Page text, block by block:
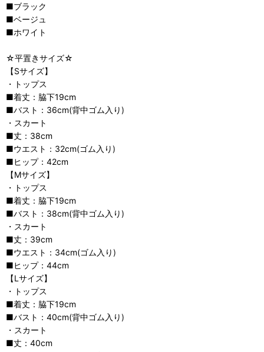
■ブラック
■ベージュ
■ホワイト
☆平置きサイズ☆
【Sサイズ】
・トップス
■着丈：脇下19cm
■バスト：36cm(背中ゴム入り)
・スカート
■丈：38cm
■ウエスト：32cm(ゴム入り)
■ヒップ：42cm
【Mサイズ】
・トップス
■着丈：脇下19cm
■バスト：38cm(背中ゴム入り)
・スカート
■丈：39cm
■ウエスト：34cm(ゴム入り)
■ヒップ：44cm
【Lサイズ】
・トップス
■着丈：脇下19cm
■バスト：40cm(背中ゴム入り)
・スカート
■丈：40cm